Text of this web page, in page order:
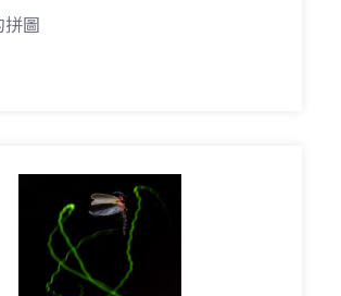
拼圖